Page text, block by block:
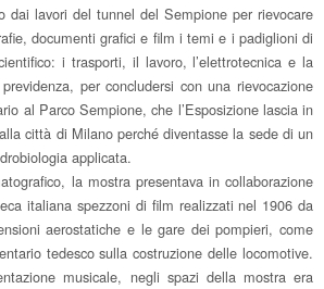
dai lavori del tunnel del Sempione per rievocare
documenti grafici e film i temi e i padiglioni di
i trasporti, il lavoro, l’elettrotecnica e la
per concludersi con una rievocazione
al Parco Sempione, che l’Esposizione lascia in
città di Milano perché diventasse la sede di un
applicata.
la mostra presentava in collaborazione
italiana spezzoni di film realizzati nel 1906 da
aerostatiche e le gare dei pompieri, come
tedesco sulla costruzione delle locomotive.
musicale, negli spazi della mostra era